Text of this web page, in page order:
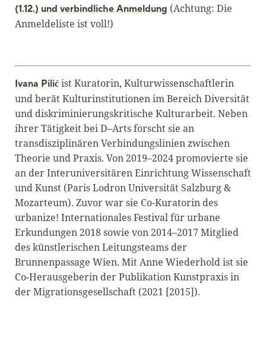
(1.12.) und verbindliche Anmeldung (Achtung: Die
Anmeldeliste ist voll!)
Ivana Pilićist Kuratorin, Kulturwissenschaftlerin
und berät Kulturinstitutionen im Bereich Diversität
und diskriminierungskritische Kulturarbeit. Neben
ihrer Tätigkeit bei D–Arts forscht sie an
transdisziplinären Verbindungslinien zwischen
Theorie und Praxis. Von 2019–2024 promovierte sie
an der Interuniversitären Einrichtung Wissenschaft
und Kunst (Paris Lodron Universität Salzburg &
Mozarteum). Zuvor war sie Co-Kuratorin des
urbanize! Internationales Festival für urbane
Erkundungen 2018 sowie von 2014–2017 Mitglied
des künstlerischen Leitungsteams der
Brunnenpassage Wien. Mit Anne Wiederhold ist sie
Co-Herausgeberin der Publikation Kunstpraxis in
der Migrationsgesellschaft (2021 [2015]).